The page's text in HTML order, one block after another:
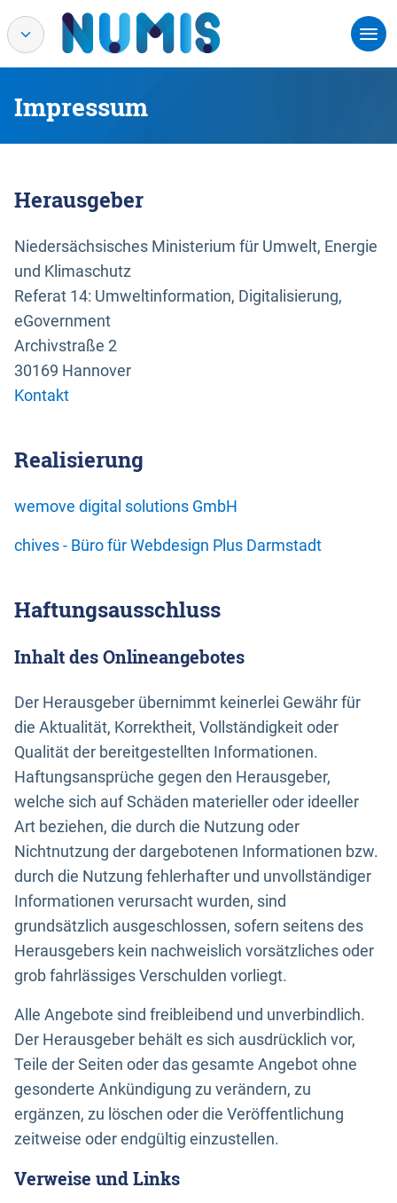
Impressum
Herausgeber
Niedersächsisches Ministerium für Umwelt, Energie
und Klimaschutz
Referat 14: Umweltinformation, Digitalisierung,
eGovernment
Archivstraße 2
30169 Hannover
Kontakt
Realisierung
wemove digital solutions GmbH
chives - Büro für Webdesign Plus Darmstadt
Haftungsausschluss
Inhalt des Onlineangebotes
Der Herausgeber übernimmt keinerlei Gewähr für
die Aktualität, Korrektheit, Vollständigkeit oder
Qualität der bereitgestellten Informationen.
Haftungsansprüche gegen den Herausgeber,
welche sich auf Schäden materieller oder ideeller
Art beziehen, die durch die Nutzung oder
Nichtnutzung der dargebotenen Informationen bzw.
durch die Nutzung fehlerhafter und unvollständiger
Informationen verursacht wurden, sind
grundsätzlich ausgeschlossen, sofern seitens des
Herausgebers kein nachweislich vorsätzliches oder
grob fahrlässiges Verschulden vorliegt.
Alle Angebote sind freibleibend und unverbindlich.
Der Herausgeber behält es sich ausdrücklich vor,
Teile der Seiten oder das gesamte Angebot ohne
gesonderte Ankündigung zu verändern, zu
ergänzen, zu löschen oder die Veröffentlichung
zeitweise oder endgültig einzustellen.
Verweise und Links